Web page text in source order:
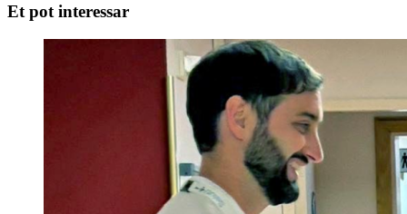
Et pot interessar